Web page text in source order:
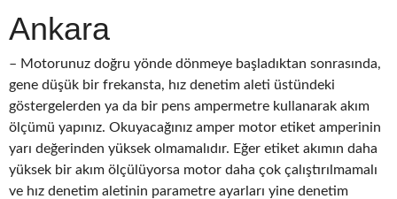
Ankara
– Motorunuz doğru yönde dönmeye başladıktan sonrasında,
gene düşük bir frekansta, hız denetim aleti üstündeki
göstergelerden ya da bir pens ampermetre kullanarak akım
ölçümü yapınız. Okuyacağınız amper motor etiket amperinin
yarı değerinden yüksek olmamalıdır. Eğer etiket akımın daha
yüksek bir akım ölçülüyorsa motor daha çok çalıştırılmamalı
ve hız denetim aletinin parametre ayarları yine denetim